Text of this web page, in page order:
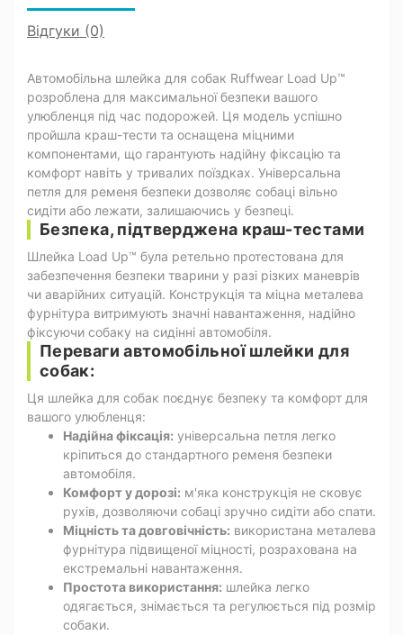
Відгуки (0)
Автомобільна шлейка для собак Ruffwear Load Up™
розроблена для максимальної безпеки вашого
улюбленця під час подорожей. Ця модель успішно
пройшла краш-тести та оснащена міцними
компонентами, що гарантують надійну фіксацію та
комфорт навіть у тривалих поїздках. Універсальна
петля для ременя безпеки дозволяє собаці вільно
сидіти або лежати, залишаючись у безпеці.
Безпека, підтверджена краш-тестами
Шлейка Load Up™ була ретельно протестована для
забезпечення безпеки тварини у разі різких маневрів
чи аварійних ситуацій. Конструкція та міцна металева
фурнітура витримують значні навантаження, надійно
фіксуючи собаку на сидінні автомобіля.
Переваги автомобільної шлейки для
собак:
Ця шлейка для собак поєднує безпеку та комфорт для
вашого улюбленця:
Надійна фіксація: універсальна петля легко
кріпиться до стандартного ременя безпеки
автомобіля.
Комфорт у дорозі: м'яка конструкція не сковує
рухів, дозволяючи собаці зручно сидіти або спати.
Міцність та довговічність: використана металева
фурнітура підвищеної міцності, розрахована на
екстремальні навантаження.
Простота використання: шлейка легко
одягається, знімається та регулюється під розмір
собаки.